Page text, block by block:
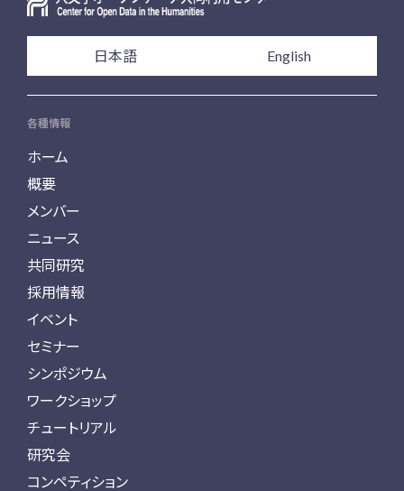
日本語 English
各種情報
ホーム
概要
メンバー
ニュース
共同研究
採用情報
イベント
セミナー
シンポジウム
ワークショップ
チュートリアル
研究会
コンペティション